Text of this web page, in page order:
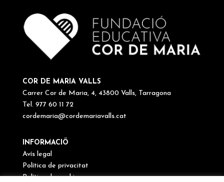
COR DE MARIA VALLS
Carrer Cor de Maria, 4, 43800 Valls, Tarragona
Tel. 977 60 11 72
cordemaria@cordemariavalls.cat
INFORMACIÖ
Avís legal
Política de privacitat
Política de cookies